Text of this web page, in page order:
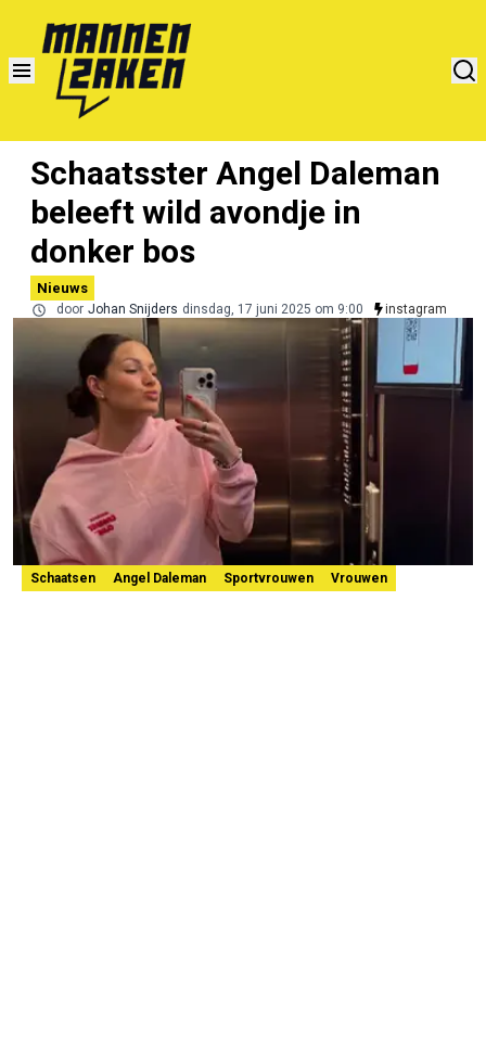
Schaatsster Angel Daleman
beleeft wild avondje in
donker bos
Nieuws
door Johan Snijders dinsdag, 17 juni 2025 om 9:00 instagram
Schaatsen Angel Daleman Sportvrouwen Vrouwen